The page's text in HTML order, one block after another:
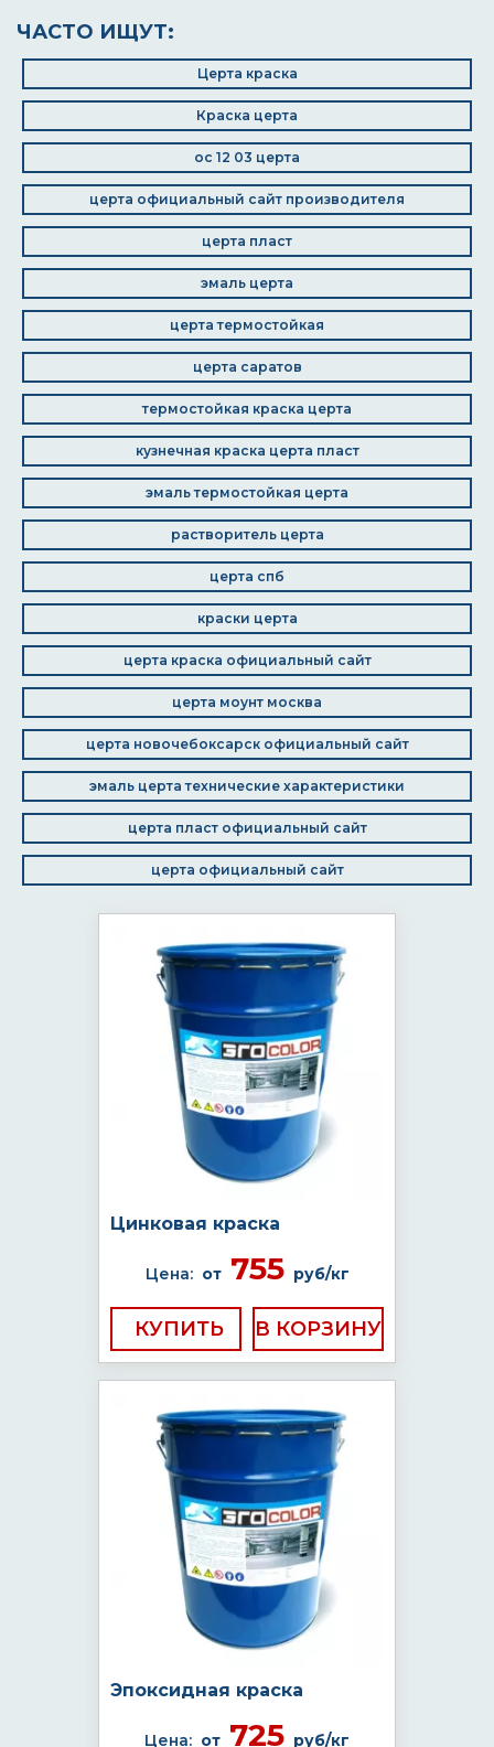
ЧАСТО ИЩУТ:
Церта краска
Краска церта
ос 12 03 церта
церта официальный сайт производителя
церта пласт
эмаль церта
церта термостойкая
церта саратов
термостойкая краска церта
кузнечная краска церта пласт
эмаль термостойкая церта
растворитель церта
церта спб
краски церта
церта краска официальный сайт
церта моунт москва
церта новочебоксарск официальный сайт
эмаль церта технические характеристики
церта пласт официальный сайт
церта официальный сайт
Цинковая краска
Цена: от755 руб/кг
КУПИТЬ
Эпоксидная краска
Цена: от 725 руб/кг